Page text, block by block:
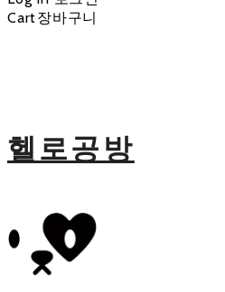
Cart장바구니
헬로공방